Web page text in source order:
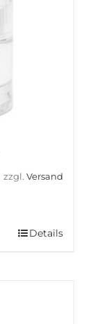
zzgl. Versand
Details